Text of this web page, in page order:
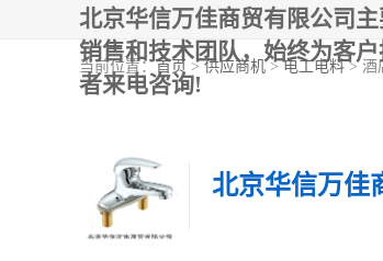
北京华信万佳商贸有限公司
销售和技术团队，始终为客
者来电咨询!
北京华信万佳
当前位置：首页 >供应商机>电工电料> 酒